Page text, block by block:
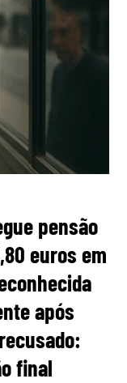
pensão
euros em
após
final